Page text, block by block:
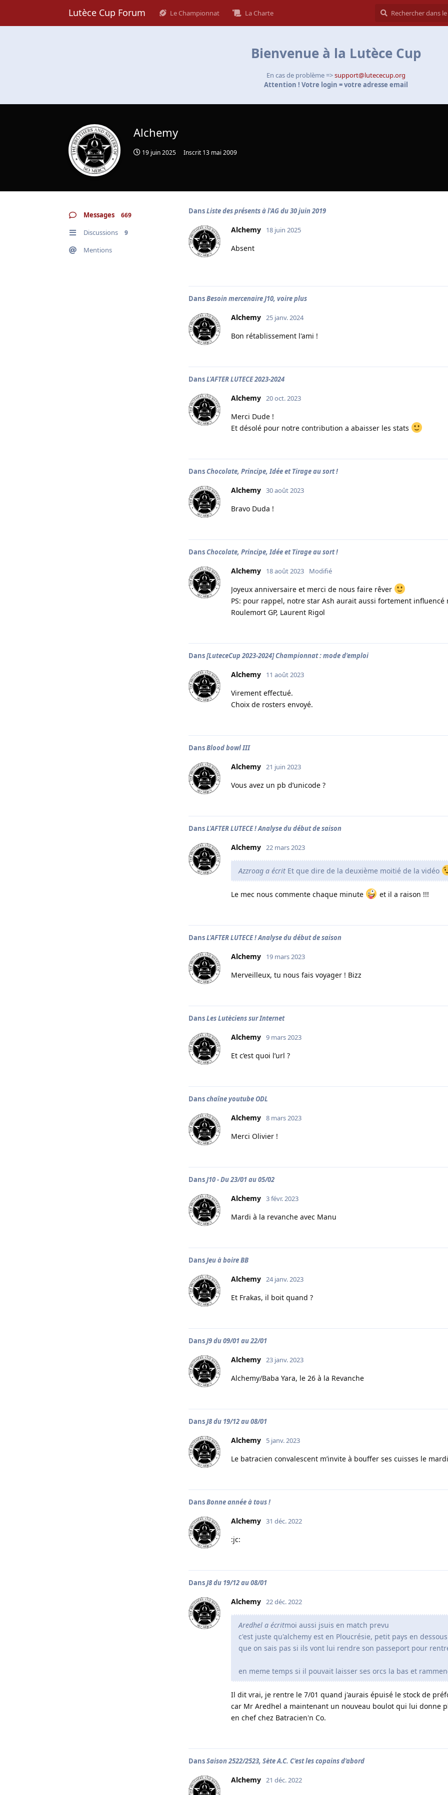
Lutèce Cup Forum Le Championnat La Charte
Bienvenue à la Lutèce Cup
En cas de problème =>support@lutececup.org
Attention ! Votre login = votre adresse email
Alchemy
19 juin 2025 Inscrit 13 mai 2009
Messages 669
Discussions 9
Mentions
DansListe des présents à l'AG du 30 juin 2019
Alchemy 18 juin 2025
Absent
DansBesoin mercenaire J10, voire plus
Alchemy 25 janv. 2024
Bon rétablissement l'ami !
DansL'AFTER LUTECE 2023-2024
Alchemy 20 oct. 2023
Merci Dude !
Et désolé pour notre contribution a abaisser les stats
DansChocolate, Principe, Idée et Tirage au sort !
Alchemy 30 août 2023
Bravo Duda !
DansChocolate, Principe, Idée et Tirage au sort !
Alchemy 18 août 2023 Modifié
Joyeux anniversaire et merci de nous faire rêver
PS: pour rappel, notre star Ash aurait aussi fortement
Roulemort GP, Laurent Rigol
Dans[LuteceCup 2023-2024] Championnat : mode d'emploi
Alchemy 11 août 2023
Virement effectué.
Choix de rosters envoyé.
DansBlood bowl III
Alchemy 21 juin 2023
Vous avez un pb d’unicode ?
DansL'AFTER LUTECE ! Analyse du début de saison
Alchemy 22 mars 2023
Azzroag a écrit Et que dire de la deuxième moitié de la vidéo
Le mec nous commente chaque minute et il a raison !!!
DansL'AFTER LUTECE ! Analyse du début de saison
Alchemy 19 mars 2023
Merveilleux, tu nous fais voyager ! Bizz
DansLes Lutèciens sur Internet
Alchemy 9 mars 2023
Et c’est quoi l’url ?
Danschaîne youtube ODL
Alchemy 8 mars 2023
Merci Olivier !
DansJ10 - Du 23/01 au 05/02
Alchemy 3 févr. 2023
Mardi à la revanche avec Manu
DansJeu à boire BB
Alchemy 24 janv. 2023
Et Frakas, il boit quand ?
DansJ9 du 09/01 au 22/01
Alchemy 23 janv. 2023
Alchemy/Baba Yara, le 26 à la Revanche
DansJ8 du 19/12 au 08/01
Alchemy 5 janv. 2023
Le batracien convalescent m’invite à bouffer ses cuisses le
DansBonne année à tous !
Alchemy 31 déc. 2022
:jc:
DansJ8 du 19/12 au 08/01
Alchemy 22 déc. 2022
Aredhel a écritmoi aussi jsuis en match prevu
c'est juste qu'alchemy est en Ploucrésie, petit pays en
que on sais pas si ils vont lui rendre son passeport pour
en meme temps si il pouvait laisser ses orcs la bas et
Il dit vrai, je rentre le 7/01 quand j'aurais épuisé le stock de
car Mr Aredhel a maintenant un nouveau boulot qui lui donne
en chef chez Batracien'n Co.
DansSaison 2522/2523, Sète A.C. C'est les copains d'abord
Alchemy 21 déc. 2022